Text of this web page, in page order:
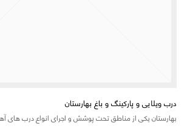
درب ویلایی و پارکینگ و باغ بهارستان
بهارستان یکی از مناطق تحت پوشش و اجرای انواع درب های